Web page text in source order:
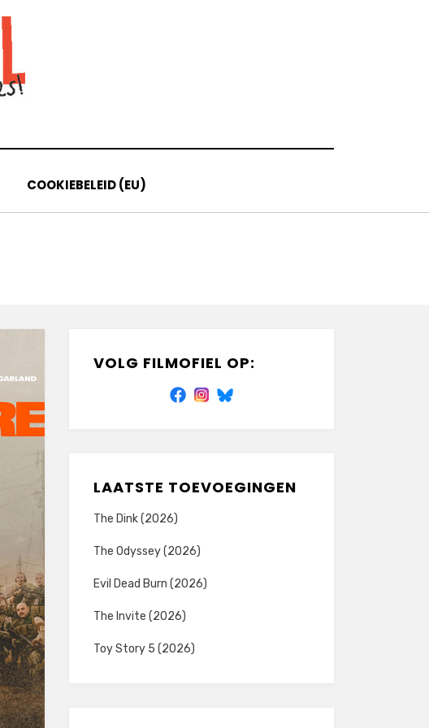
COOKIEBELEID (EU)
VOLG FILMOFIEL OP:
LAATSTE TOEVOEGINGEN
The Dink (2026)
The Odyssey (2026)
Evil Dead Burn (2026)
The Invite (2026)
Toy Story 5 (2026)